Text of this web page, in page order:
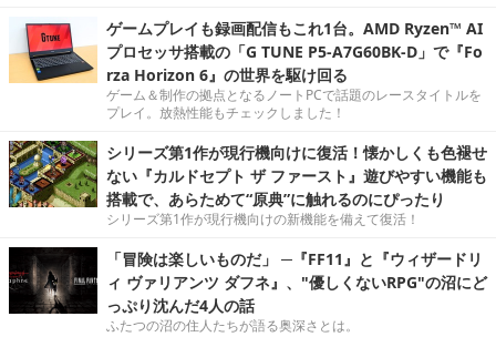
ゲームプレイも録画配信もこれ1台。AMD Ryzen™ AI
プロセッサ搭載の「G TUNE P5-A7G60BK-D」で『Fo
rza Horizon 6』の世界を駆け回る
ゲーム＆制作の拠点となるノートPCで話題のレースタイトルを
プレイ。放熱性能もチェックしました！
シリーズ第1作が現行機向けに復活！懐かしくも色褪せ
ない『カルドセプト ザ ファースト』遊びやすい機能も
搭載で、あらためて“原典”に触れるのにぴったり
シリーズ第1作が現行機向けの新機能を備えて復活！
「冒険は楽しいものだ」 ─『FF11』と『ウィザードリ
ィ ヴァリアンツ ダフネ』、"優しくないRPG"の沼にど
っぷり沈んだ4人の話
ふたつの沼の住人たちが語る奥深さとは。